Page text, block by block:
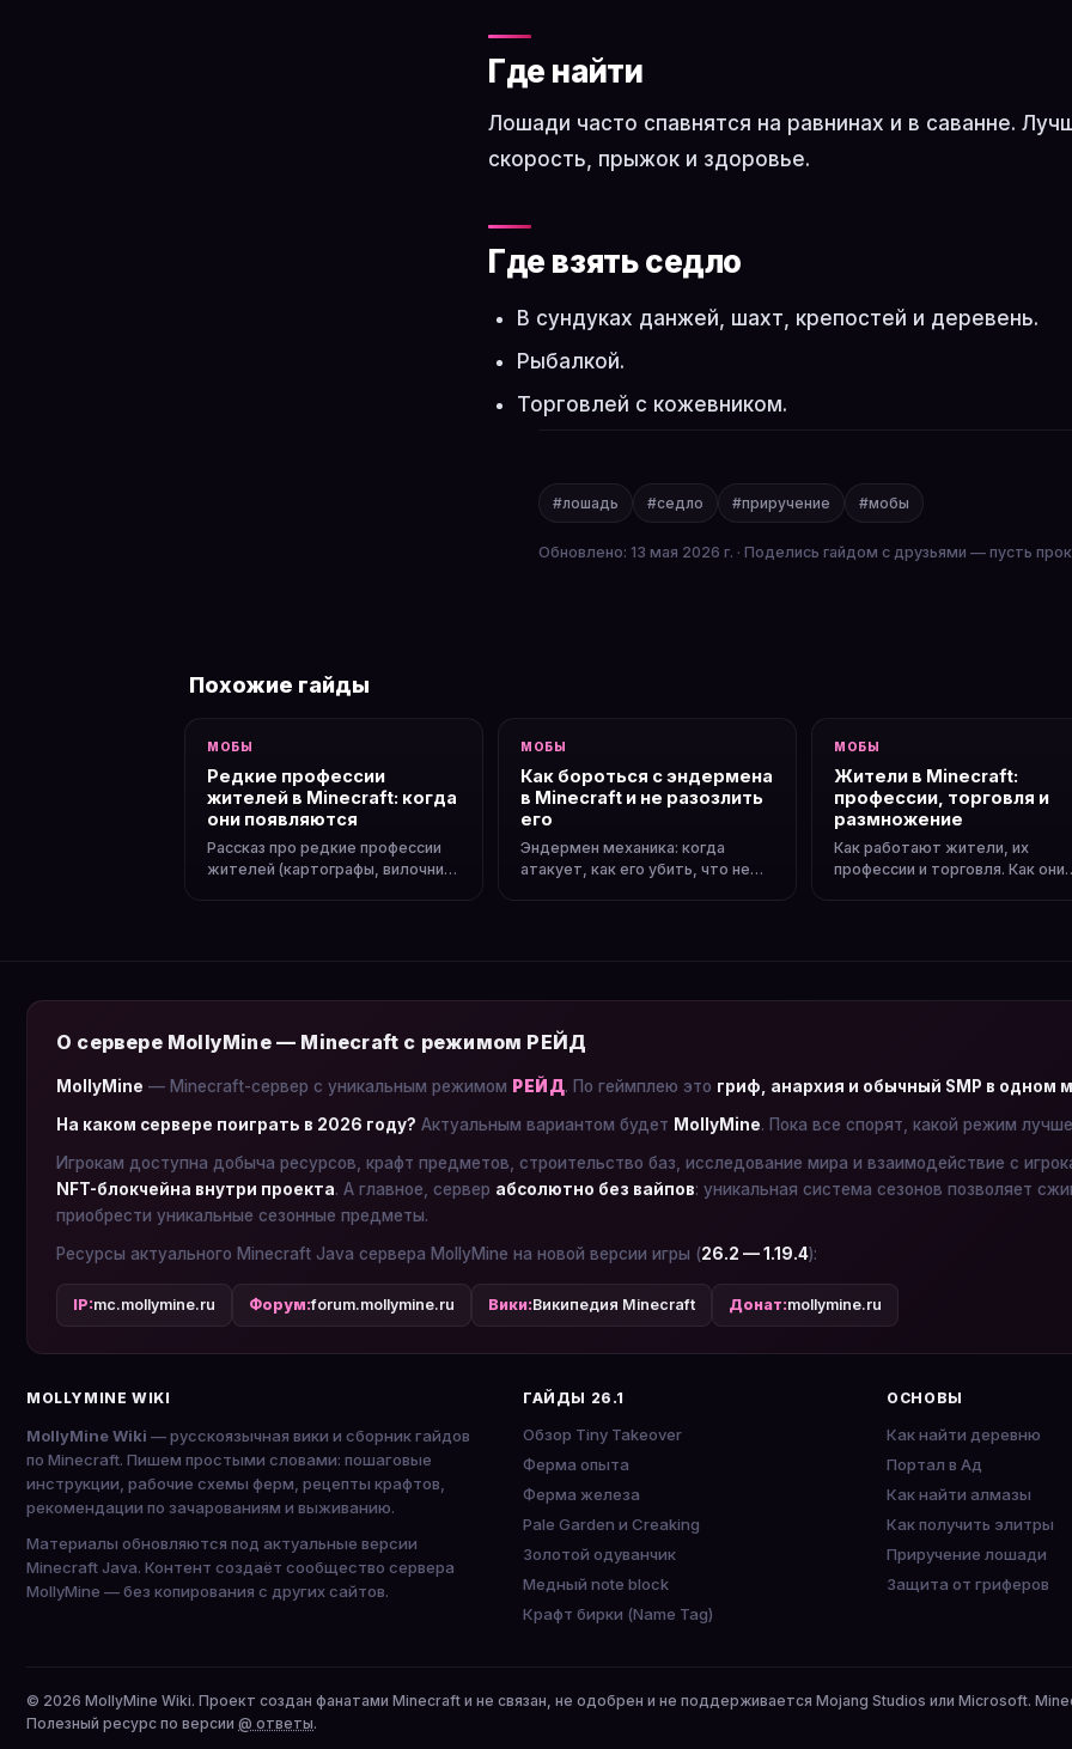
Где найти
Лошади часто спавнятся на равнинах и в саванне.
скорость, прыжок и здоровье.
Где взять седло
В сундуках данжей, шахт, крепостей и деревень.
Рыбалкой.
Торговлей с кожевником.
#лошадь #седло #приручение #мобы
Обновлено: 13 мая 2026 г. · Поделись гайдом с друзьями — пусть
Похожие гайды
МОБЫ
Редкие профессии
жителей в Minecraft: когда
они появляются
Рассказ про редкие профессии
жителей (картографы, вилочник).
МОБЫ
Как бороться с эндермена
в Minecraft и не разозлить
его
Эндермен механика: когда
атакует, как его убить, что не
МОБЫ
Жители в Minecraft:
профессии, торговля и
размножение
Как работают жители, их
профессии и торговля. Как они
О сервере MollyMine — Minecraft с режимом РЕЙД
MollyMine — Minecraft-сервер с уникальным режимом РЕЙД. По геймплею это гриф, анархия и обычный SMP в одном
На каком сервере поиграть в 2026 году? Актуальным вариантом будет MollyMine. Пока все спорят, какой режим
Игрокам доступна добыча ресурсов, крафт предметов, строительство баз, исследование мира и взаимодействие с
NFT-блокчейна внутри проекта. А главное, сервер абсолютно без вайпов: уникальная система сезонов позволяет
приобрести уникальные сезонные предметы.
Ресурсы актуального Minecraft Java сервера MollyMine на новой версии игры (26.2 — 1.19.4):
IP:mc.mollymine.ru Форум:forum.mollymine.ru Вики:Википедия Minecraft Донат:mollymine.ru
MOLLYMINE WIKI
MollyMine Wiki — русскоязычная вики и сборник гайдов
по Minecraft. Пишем простыми словами: пошаговые
инструкции, рабочие схемы ферм, рецепты крафтов,
рекомендации по зачарованиям и выживанию.
Материалы обновляются под актуальные версии
Minecraft Java. Контент создаёт сообщество сервера
MollyMine — без копирования с других сайтов.
ГАЙДЫ 26.1
Обзор Tiny Takeover
Ферма опыта
Ферма железа
Pale Garden и Creaking
Золотой одуванчик
Медный note block
Крафт бирки (Name Tag)
ОСНОВЫ
Как найти деревню
Портал в Ад
Как найти алмазы
Как получить элитры
Приручение лошади
Защита от гриферов
© 2026 MollyMine Wiki. Проект создан фанатами Minecraft и не связан, не одобрен и не поддерживается Mojang Studios или Microsoft.
Полезный ресурс по версии @ ответы.